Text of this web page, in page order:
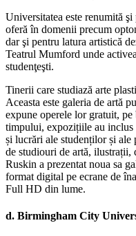
Universitatea este renumită
oferă în domenii precum
dar şi pentru latura artistică
Teatrul Mumford unde
studenţeşti.
Tinerii care studiază arte
Aceasta este galeria de artă
expune operele lor gratuit,
timpului, expozițiile au inclus
și lucrări ale studenților și ale
de studiouri de artă, ilustrații,
Ruskin a prezentat noua sa
format digital pe ecrane de
Full HD din lume.
d. Birmingham City